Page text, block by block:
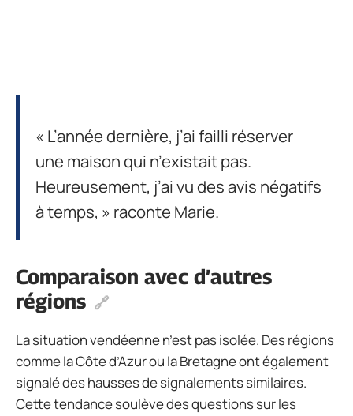
« L’année dernière, j’ai failli réserver
une maison qui n’existait pas.
Heureusement, j’ai vu des avis négatifs
à temps, » raconte Marie.
Comparaison avec d’autres
régions
La situation vendéenne n’est pas isolée. Des régions
comme la Côte d’Azur ou la Bretagne ont également
signalé des hausses de signalements similaires.
Cette tendance soulève des questions sur les